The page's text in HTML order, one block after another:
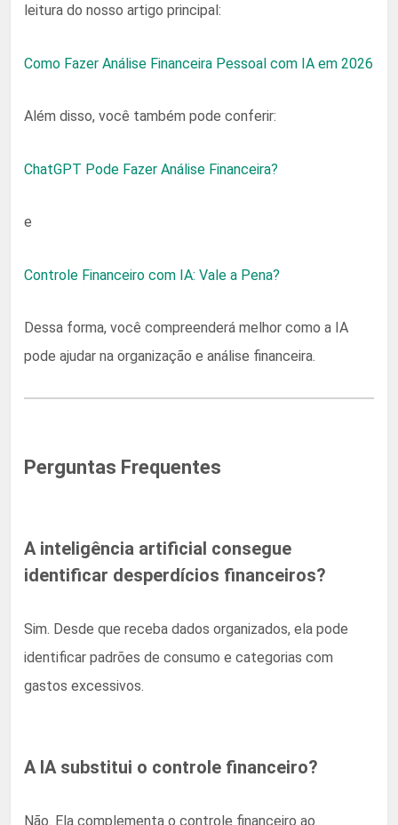
leitura do nosso artigo principal:
Como Fazer Análise Financeira Pessoal com IA em 2026
Além disso, você também pode conferir:
ChatGPT Pode Fazer Análise Financeira?
e
Controle Financeiro com IA: Vale a Pena?
Dessa forma, você compreenderá melhor como a IA
pode ajudar na organização e análise financeira.
Perguntas Frequentes
A inteligência artificial consegue
identificar desperdícios financeiros?
Sim. Desde que receba dados organizados, ela pode
identificar padrões de consumo e categorias com
gastos excessivos.
A IA substitui o controle financeiro?
Não. Ela complementa o controle financeiro ao